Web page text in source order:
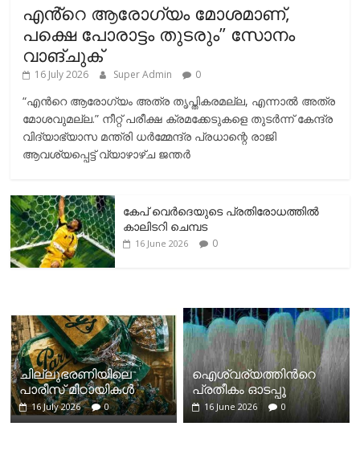
എൻ്റെ ആരോഗ്യം മോശമാണ്,
പക്ഷെ പോരാട്ടം തുടരും” സോനം
വാങ്ചുക്
16 July 2026 Super Admin 0
“എന്‍റെ ആരോഗ്യം അത്ര തൃപ്തികരമല്ല, എന്നാൽ അത്ര
മോശവുമല്ല.” നീറ്റ് പരീക്ഷ ക്രമക്കേടുകളെ തുടർന്ന് കേന്ദ്ര
വിദ്യാഭ്യാസ മന്ത്രി ധർമ്മേന്ദ്ര പ്രധാന്റെ രാജി
ആവശ്യപ്പെട്ട് വ്യാഴാഴ്ച ജന്തർ
കേപ് വെര്‍ദെയുടെ പ്രതിരോധത്തില്‍
കാലിടറി ചെമ്പട
16 June 2026 0
ചില്ലുഭരണിയിലെ
പാരീസ് മിഠായികള്‍
16 July 2026 0
ഐശ്വര്യത്തിന്‍റെ
പ്രതീകം ഓടപ്പൂ
16 June 2026 0